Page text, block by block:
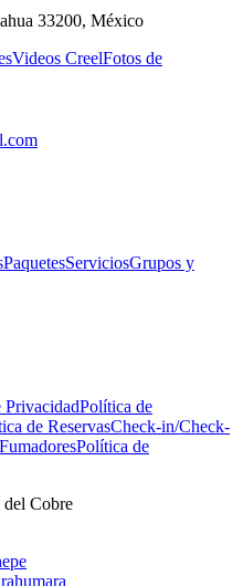
33200, México
Videos CreelFotos de
PaquetesServiciosGrupos y
PrivacidadPolítica de
de ReservasCheck-in/Check-
Política de
del Cobre